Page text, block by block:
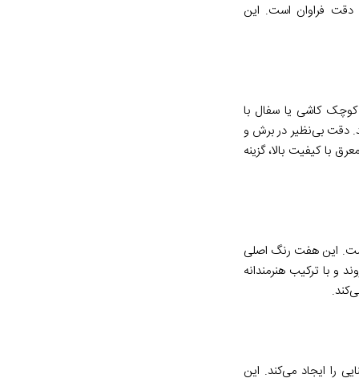
دقت فراوان است. این
کاشی یا سفال با
دقت بی‌نظیر در برش و
با کیفیت بالا، گزینه
این هفت رنگ اصلی
و با ترکیب هنرمندانه
را ایجاد می‌کند. این